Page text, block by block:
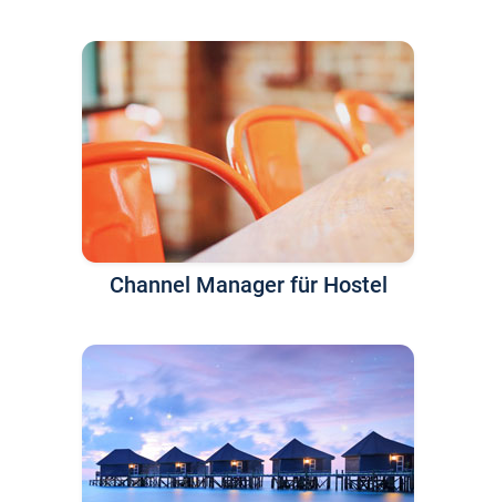
Channel Manager für Hostel